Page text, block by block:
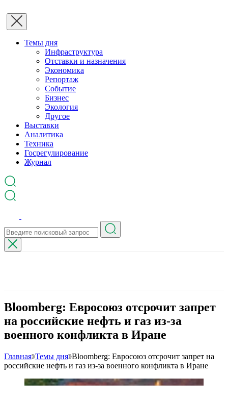
Темы дня
Инфраструктура
Отставки и назначения
Экономика
Репортаж
Событие
Бизнес
Экология
Другое
Выставки
Аналитика
Техника
Госрегулирование
Журнал
Bloomberg: Евросоюз отсрочит запрет
на российские нефть и газ из-за
военного конфликта в Иране
Главная Темы дня Bloomberg: Евросоюз отсрочит запрет на
российские нефть и газ из-за военного конфликта в Иране